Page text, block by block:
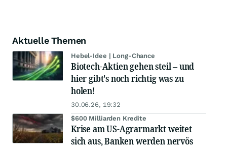
Aktuelle Themen
Hebel-Idee | Long-Chance
Biotech-Aktien gehen steil – und
hier gibt's noch richtig was zu
holen!
30.06.26, 19:32
$600 Milliarden Kredite
Krise am US-Agrarmarkt weitet
sich aus, Banken werden nervös